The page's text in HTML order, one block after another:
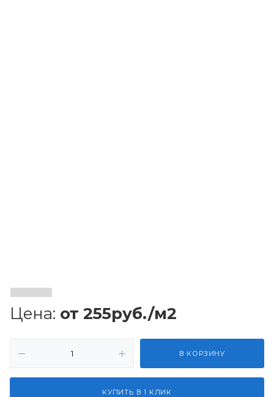
Цена: от 255руб./м2
В КОРЗИНУ
КУПИТЬ В 1 КЛИК